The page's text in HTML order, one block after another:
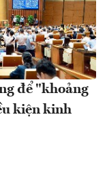
để "khoảng
kiện kinh